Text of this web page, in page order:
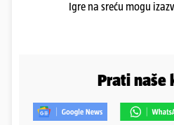
Igre na sreću mogu
Prati naše